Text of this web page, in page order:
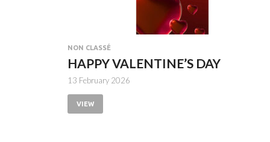
NON CLASSÉ
HAPPY VALENTINE’S DAY
13 February 2026
VIEW